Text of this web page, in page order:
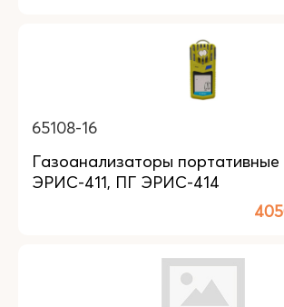
65108-16
Газоанализаторы
ЭРИС-411, ПГ ЭРИС-414